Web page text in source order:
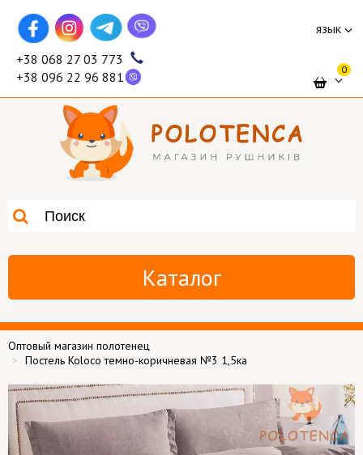
язык
+38 068 27 03 773
+38 096 22 96 881
0
Каталог
Оптовый магазин полотенец
Постель Koloco темно-коричневая №3 1,5ка